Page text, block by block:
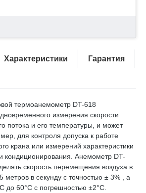
Характеристики Гарантия
термоанемометр DT-618
измерения скорости
потока и его температуры, и может
для контроля допуска к работе
крана или измерений характеристики
кондиционирования. Анемометр DT-
скорость перемещения воздуха в
метров в секунду с точностью ± 3% , а
до 60°C с погрешностью ±2°С.